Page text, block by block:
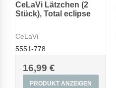
CeLaVi Lätzchen (2
Stück), Total eclipse
CeLaVi
5551-778
16,99 €
PRODUKT ANZEIGEN